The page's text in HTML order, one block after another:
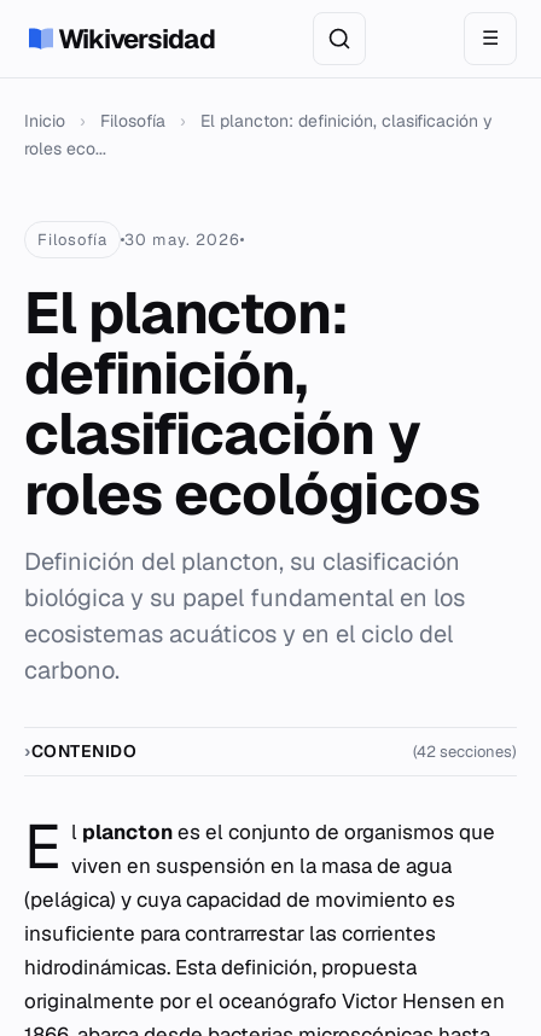
Wikiversidad ☰
Inicio › Filosofía ›
El plancton: definición, clasificación y
roles eco...
Filosofía 30 may. 2026
El plancton:
definición,
clasificación y
roles ecológicos
Definición del plancton, su clasificación
biológica y su papel fundamental en los
ecosistemas acuáticos y en el ciclo del
carbono.
CONTENIDO (42 secciones)
E l planctones el conjunto de organismos que
viven en suspensión en la masa de agua
(pelágica) y cuya capacidad de movimiento es
insuficiente para contrarrestar las corrientes
hidrodinámicas. Esta definición, propuesta
originalmente por el oceanógrafo Victor Hensen en